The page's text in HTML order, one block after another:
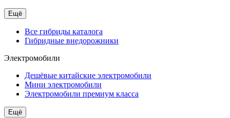
Ещё
Все гибриды каталога
Гибридные внедорожники
Электромобили
Дешёвые китайские электромобили
Мини электромобили
Электромобили премиум класса
Ещё